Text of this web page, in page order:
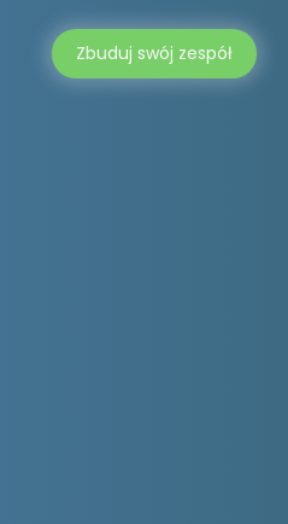
Zbuduj swój zespół